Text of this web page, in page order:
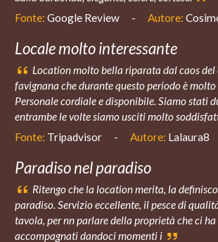
Fonte: Google Review - Autore:
Locale molto interessante
Location molto bella riparata dal caos del
favignana che durante questo periodo è
Personale cordiale e disponibile. Siamo stati
entrambe le volte siamo usciti molto
Fonte: Tripadvisor - Autore: Lalaura8
Paradiso nel paradiso
Ritengo che la location merita, la
paradiso. Servizio eccellente, il pesce di
tavola, per nn parlare della proprietà che ci
accompagnati dandoci momenti i